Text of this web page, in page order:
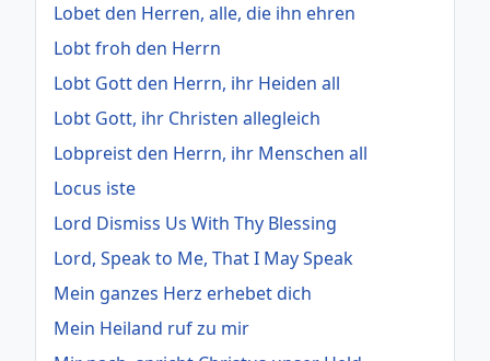
Lobet den Herren, alle, die ihn ehren
Lobt froh den Herrn
Lobt Gott den Herrn, ihr Heiden all
Lobt Gott, ihr Christen allegleich
Lobpreist den Herrn, ihr Menschen all
Locus iste
Lord Dismiss Us With Thy Blessing
Lord, Speak to Me, That I May Speak
Mein ganzes Herz erhebet dich
Mein Heiland ruf zu mir